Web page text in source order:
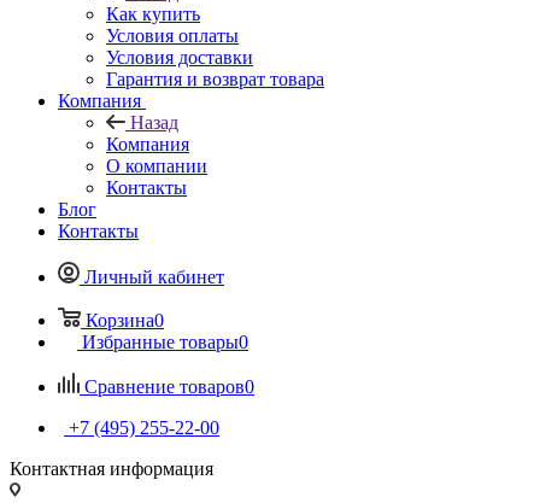
Как купить
Условия оплаты
Условия доставки
Гарантия и возврат товара
Компания
Назад
Компания
О компании
Контакты
Блог
Контакты
Личный кабинет
Корзина0
Избранные товары0
Сравнение товаров0
+7 (495) 255-22-00
Контактная информация